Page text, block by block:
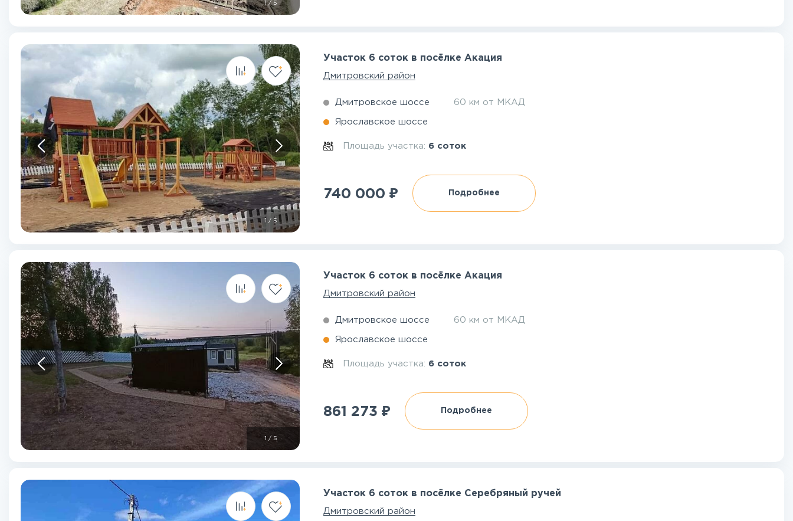
1/ 5
1 / 5
Участок 6 соток в посёлке Акация
Дмитровский район
Дмитровское шоссе 60 км от МКАД
Ярославское шоссе
Площадь участка: 6 соток
740 000 ₽ Подробнее
/5
Участок 6 соток в посёлке Акация
Дмитровский район
Дмитровское шоссе 60 км от МКАД
Ярославское шоссе
Площадь участка: 6 соток
861 273 ₽ Подробнее
Участок 6 соток в посёлке Серебряный ручей
Дмитровский район